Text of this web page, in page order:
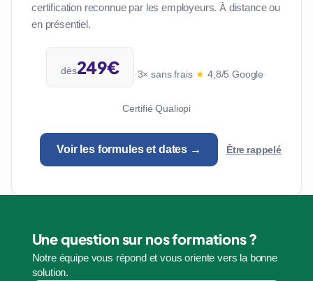
certification reconnue par les employeurs. À distance ou
en présentiel.
dès249€ ·3× sans frais·★ 4,8/5 Google·
Certifié Qualiopi
Voir les formules et dates → Être rappelé
Une question sur nos formations ?
Notre équipe vous répond et vous oriente vers la bonne
solution.